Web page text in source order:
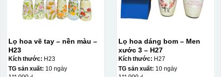
Lọ hoa vẽ tay – nền màu –
H23
Kích thước: H23
TG sản xuất: 10 ngày
Lọ hoa dáng bom – Men
xước 3 – H27
Kích thước: H27
TG sản xuất: 10 ngày